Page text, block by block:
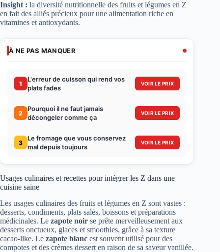
Insight : la diversité nutritionnelle des fruits et légumes en Z
en fait des alliés précieux pour une alimentation riche en
vitamines et antioxydants.
À NE PAS MANQUER
1
L'erreur de cuisson qui rend vos
plats fades
VOIR LE PRIX
2
Pourquoi il ne faut jamais
décongeler comme ça
VOIR LE PRIX
3
Le fromage que vous conservez
mal depuis toujours
VOIR LE PRIX
Usages culinaires et recettes pour intégrer les Z dans une
cuisine saine
Les usages culinaires des fruits et légumes en Z sont vastes :
desserts, condiments, plats salés, boissons et préparations
médicinales. Le zapote noir se prête merveilleusement aux
desserts onctueux, glaces et smoothies, grâce à sa texture
cacao-like. Le zapote blanc est souvent utilisé pour des
compotes et des crèmes dessert en raison de sa saveur vanillée.